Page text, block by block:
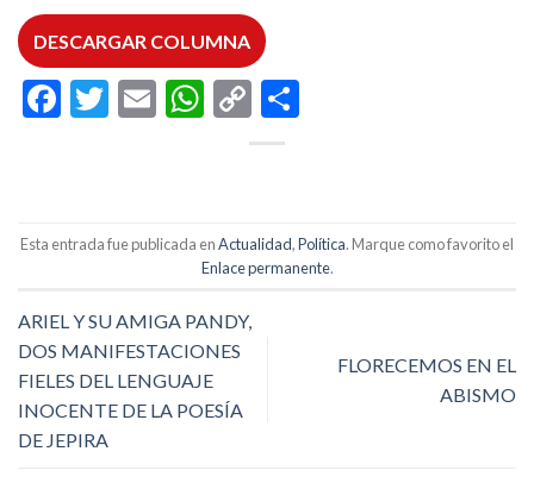
DESCARGAR COLUMNA
Facebook
Twitter
EmailWhatsApp
Copy
Link
Esta entrada fue publicada enActualidad,Política. Marque como favorito el
Enlace permanente.
ARIEL Y SU AMIGA PANDY,
DOS MANIFESTACIONES
FIELES DEL LENGUAJE
INOCENTE DE LA POESÍA
DE JEPIRA
FLORECEMOS EN EL
ABISMO